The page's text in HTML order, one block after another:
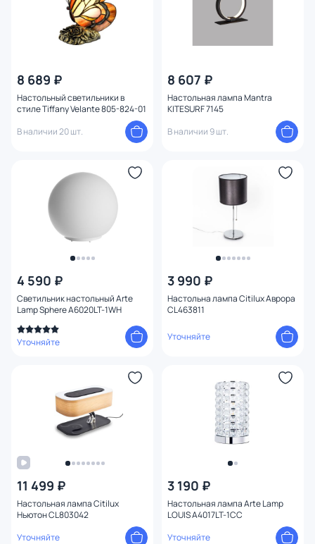
8 689 ₽
Настольный светильники в
стиле Tiffany Velante 805-824-01
В наличии 20 шт.
8 607 ₽
Настольная лампа Mantra
KITESURF 7145
В наличии 9 шт.
4 590 ₽
Светильник настольный Arte
Lamp Sphere A6020LT-1WH
Уточняйте
3 990 ₽
Настольна лампа Citilux Аврора
CL463811
Уточняйте
11 499 ₽
Настольная лампа Citilux
Ньютон CL803042
Уточняйте
3 190 ₽
Настольная лампа Arte Lamp
LOUIS A4017LT-1CC
Уточняйте
Мощность ламп